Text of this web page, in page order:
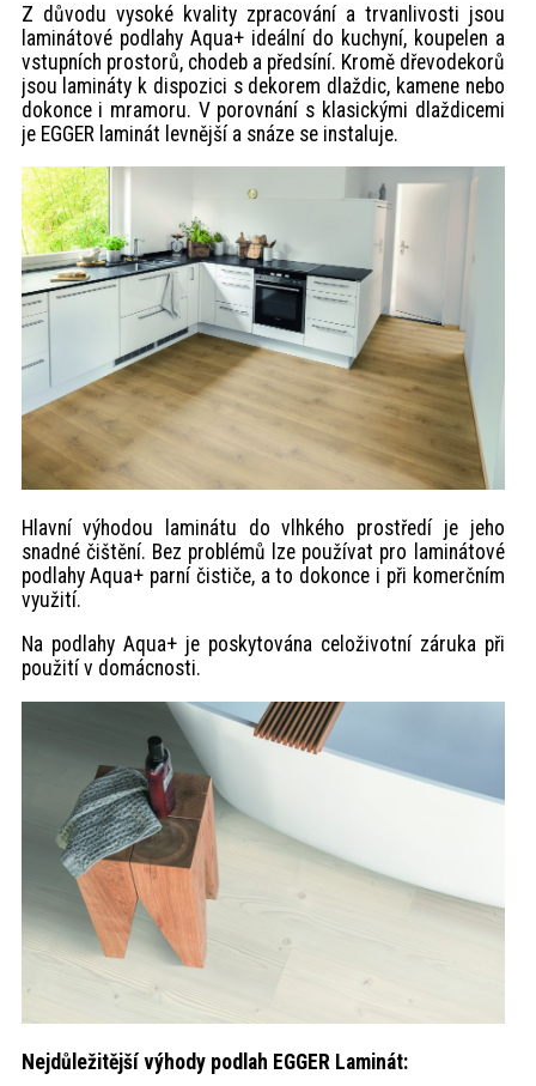
Z důvodu vysoké kvality zpracování a trvanlivosti jsou
laminátové podlahy Aqua+ ideální do kuchyní, koupelen a
vstupních prostorů, chodeb a předsíní. Kromě dřevodekorů
jsou lamináty k dispozici s dekorem dlaždic, kamene nebo
dokonce i mramoru. V porovnání s klasickými dlaždicemi
je EGGER laminát levnější a snáze se instaluje.
Hlavní výhodou laminátu do vlhkého prostředí je jeho
snadné čištění. Bez problémů lze používat pro laminátové
podlahy Aqua+ parní čističe, a to dokonce i při komerčním
využití.
Na podlahy Aqua+ je poskytována celoživotní záruka při
použití v domácnosti.
Nejdůležitější výhody podlah EGGER Laminát: